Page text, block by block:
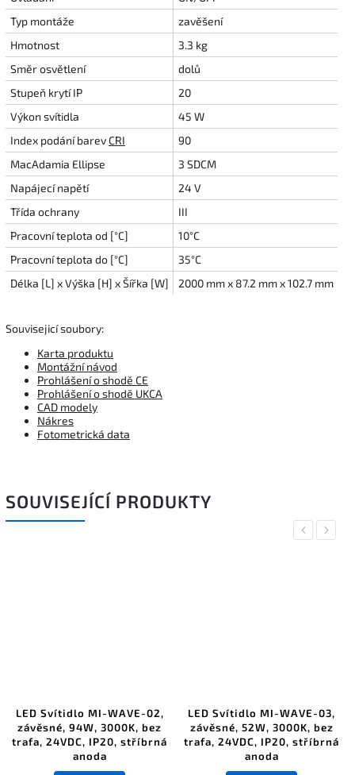
Typ montáže
zavěšení
Hmotnost
3.3 kg
Směr osvětlení
dolů
Stupeň krytí IP
20
Výkon svítidla
45 W
Index podání barevCRI
90
MacAdamia Ellipse
3 SDCM
Napájecí napětí
24 V
Třída ochrany
III
Pracovní teplota od [°C]
10°C
Pracovní teplota do [°C]
35°C
Délka [L] x Výška [H] x Šířka [W]
2000 mm x 87.2 mm x 102.7 mm
Souvisejicí soubory:
Karta produktu
Montážní návod
Prohlášení o shodě CE
Prohlášení o shodě UKCA
CAD modely
Nákres
Fotometrická data
SOUVISEJÍCÍ PRODUKTY
Previous
LED Svítidlo MI-WAVE-02,
závěsné, 94W, 3000K, bez
trafa, 24VDC, IP20, stříbrná
anoda
LED Svítidlo MI-WAVE-03,
závěsné, 52W, 3000K, bez
trafa, 24VDC, IP20, stříbrná
anoda
Next